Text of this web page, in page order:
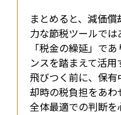
まとめると、減価
力な節税ツールで
「税金の繰延」で
ンスを踏まえて活
飛びつく前に、保
却時の税負担をあわ
全体最適での判断を